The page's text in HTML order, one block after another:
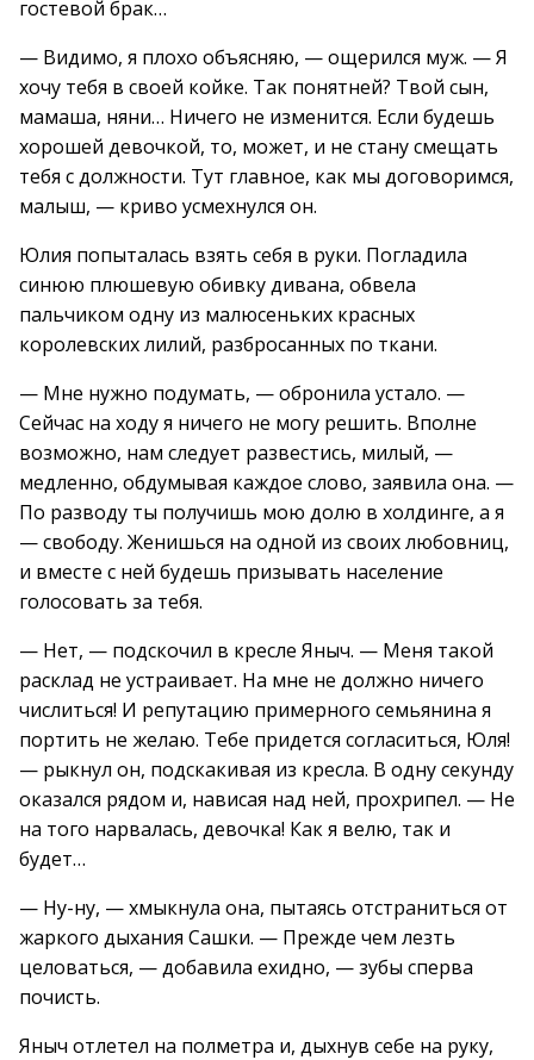
гостевой брак…
— Видимо, я плохо объясняю, — ощерился муж. — Я
хочу тебя в своей койке. Так понятней? Твой сын,
мамаша, няни… Ничего не изменится. Если будешь
хорошей девочкой, то, может, и не стану смещать
тебя с должности. Тут главное, как мы договоримся,
малыш, — криво усмехнулся он.
Юлия попыталась взять себя в руки. Погладила
синюю плюшевую обивку дивана, обвела
пальчиком одну из малюсеньких красных
королевских лилий, разбросанных по ткани.
— Мне нужно подумать, — обронила устало. —
Сейчас на ходу я ничего не могу решить. Вполне
возможно, нам следует развестись, милый, —
медленно, обдумывая каждое слово, заявила она. —
По разводу ты получишь мою долю в холдинге, а я
— свободу. Женишься на одной из своих любовниц,
и вместе с ней будешь призывать население
голосовать за тебя.
— Нет, — подскочил в кресле Яныч. — Меня такой
расклад не устраивает. На мне не должно ничего
числиться! И репутацию примерного семьянина я
портить не желаю. Тебе придется согласиться, Юля!
— рыкнул он, подскакивая из кресла. В одну секунду
оказался рядом и, нависая над ней, прохрипел. — Не
на того нарвалась, девочка! Как я велю, так и
будет…
— Ну-ну, — хмыкнула она, пытаясь отстраниться от
жаркого дыхания Сашки. — Прежде чем лезть
целоваться, — добавила ехидно, — зубы сперва
почисть.
Яныч отлетел на полметра и, дыхнув себе на руку,